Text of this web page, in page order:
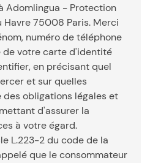
Adomlingua - Protection
75008 Paris. Merci
numéro de téléphone
de votre carte d'identité
en précisant quel
et sur quelles
des obligations légales et
d'assurer la
à votre égard.
L.223-2 du code de la
que le consommateur